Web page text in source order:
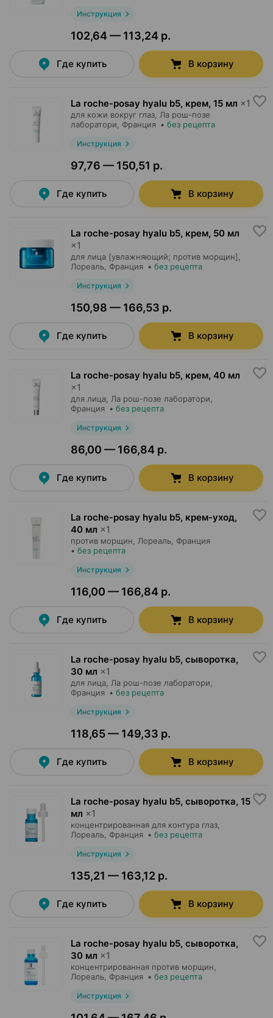
Инструкция
102,64 — 113,24 р.
Где купить В корзину
La roche-posay hyalu b5, крем, 15 мл ×1
для кожи вокруг глаз, Ла рош-позе
лаборатори , Франция • без рецепта
Инструкция
97,76 — 150,51 р.
Где купить В корзину
La roche-posay hyalu b5, крем, 50 мл
×1
для лица [увлажняющий; против морщин],
Лореаль , Франция • без рецепта
Инструкция
150,98 — 166,53 р.
Где купить В корзину
La roche-posay hyalu b5, крем, 40 мл
×1
для лица, Ла рош-позе лаборатори
Франция • без рецепта
Инструкция
86,00 — 166,84 р.
Где купить В корзину
La roche-posay hyalu b5, крем-уход,
40 мл ×1
против морщин, Лореаль , Франция
• без рецепта
Инструкция
116,00 — 166,84 р.
Где купить В корзину
La roche-posay hyalu b5, сыворотка,
30 мл ×1
для лица, Ла рош-позе лаборатори
Франция • без рецепта
Инструкция
118,65 — 149,33 р.
Где купить В корзину
La roche-posay hyalu b5, сыворотка, 15
мл ×1
концентрированная для контура глаз,
Лореаль , Франция • без рецепта
Инструкция
135,21 — 163,12 р.
Где купить В корзину
La roche-posay hyalu b5, сыворотка,
30 мл ×1
концентрированная против морщин,
Лореаль , Франция • без рецепта
Инструкция